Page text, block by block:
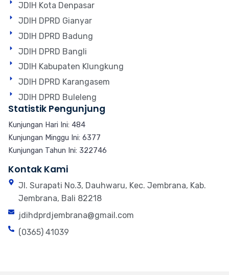
JDIH Kota Denpasar
JDIH DPRD Gianyar
JDIH DPRD Badung
JDIH DPRD Bangli
JDIH Kabupaten Klungkung
JDIH DPRD Karangasem
JDIH DPRD Buleleng
Statistik Pengunjung
Kunjungan Hari Ini: 484
Kunjungan Minggu Ini: 6377
Kunjungan Tahun Ini: 322746
Kontak Kami
Jl. Surapati No.3, Dauhwaru, Kec. Jembrana, Kab.
Jembrana, Bali 82218
jdihdprdjembrana@gmail.com
(0365) 41039